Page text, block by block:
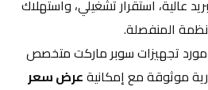
المنفصلة.
موثوقة مع إمكانية عرض سعر